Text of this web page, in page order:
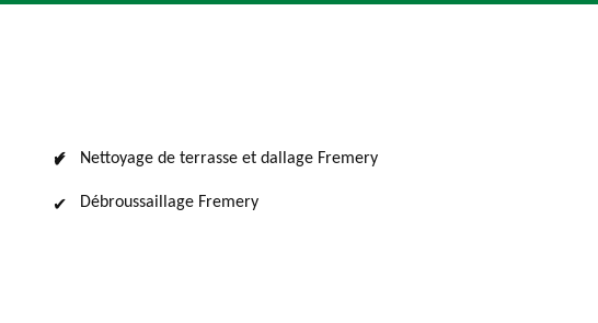
Nettoyage de terrasse et dallage Fremery
Débroussaillage Fremery